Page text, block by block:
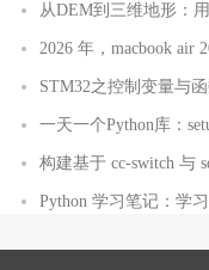
从DEM到三维地形：
2026 年，macbook air
STM32之控制变量与
一天一个Python库：
构建基于 cc-switch 与
Python 学习笔记：学